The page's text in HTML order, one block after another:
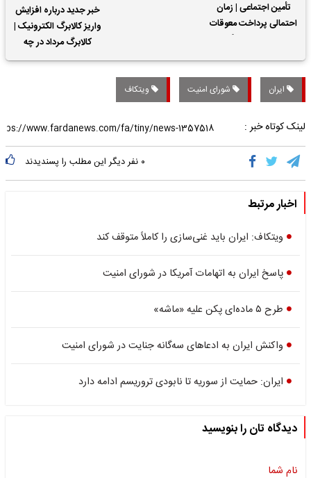
تأمین اجتماعی | زمان
احتمالی پرداخت معوقات
خبر جدید درباره افزایش
واریز کالابرگ الکترونیک |
کالابرگ مرداد در چه
تاریخی واریز خواهد شد؟
ایران شورای امنیت ویتکاف
لینک کوتاه خبر :
۰ نفر دیگر این مطلب را پسندیدند
اخبار مرتبط
ویتکاف: ایران باید غنی‌سازی را کاملاً متوقف کند
پاسخ ایران به اتهامات آمریکا در شورای امنیت
طرح ۵ ماده‌ای پکن علیه «ماشه»
واکنش ایران به ادعاهای سه‌گانه جنایت در شورای امنیت
ایران: حمایت از سوریه تا نابودی تروریسم ادامه دارد
دیدگاه تان را بنویسید
نام شما